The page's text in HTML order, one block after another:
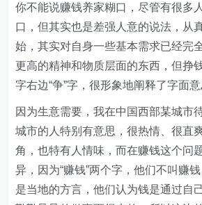
你不能说赚钱养家糊口，尽管有很多
口，但其实也是差强人意的说法，从
始，其实对自身一些基本需求已经完
更高的精神和物质层面的东西，但挣
字右边“争”字，很形象地阐释了字面意
因为生意需要，我在中国西部某城市
城市的人特别有意思，很热情、很直
角，也特有人情味，而在赚钱这个问
异，因为“赚钱”两个字，他们不叫赚
是当地的方言，他们认为钱是通过自